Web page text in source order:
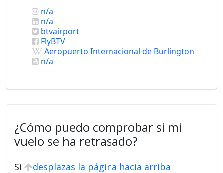
n/a
n/a
btvairport
FlyBTV
Aeropuerto Internacional de Burlington
n/a
¿Cómo puedo comprobar si mi
vuelo se ha retrasado?
Si
desplazas la página hacia arriba